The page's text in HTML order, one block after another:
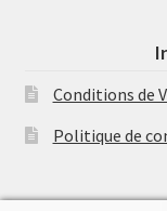
Conditions de
Politique de